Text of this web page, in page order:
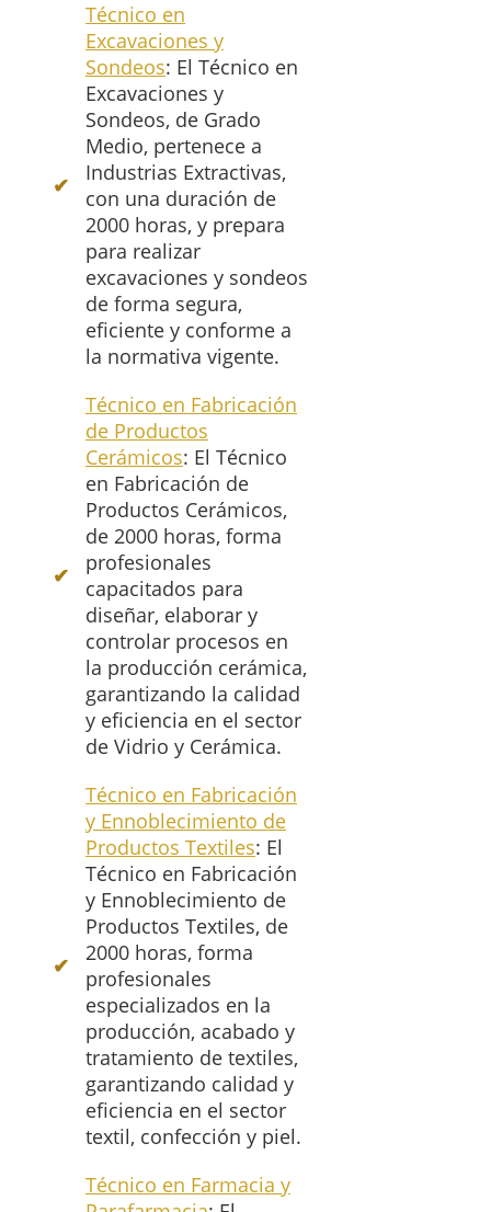
Técnico en
Excavaciones y
Sondeos: El Técnico en
Excavaciones y
Sondeos, de Grado
Medio, pertenece a
Industrias Extractivas,
con una duración de
2000 horas, y prepara
para realizar
excavaciones y sondeos
de forma segura,
eficiente y conforme a
la normativa vigente.
Técnico en Fabricación
de Productos
Cerámicos: El Técnico
en Fabricación de
Productos Cerámicos,
de 2000 horas, forma
profesionales
capacitados para
diseñar, elaborar y
controlar procesos en
la producción cerámica,
garantizando la calidad
y eficiencia en el sector
de Vidrio y Cerámica.
Técnico en Fabricación
y Ennoblecimiento de
Productos Textiles: El
Técnico en Fabricación
y Ennoblecimiento de
Productos Textiles, de
2000 horas, forma
profesionales
especializados en la
producción, acabado y
tratamiento de textiles,
garantizando calidad y
eficiencia en el sector
textil, confección y piel.
Técnico en Farmacia y